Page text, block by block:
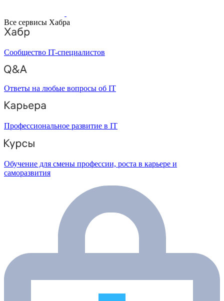
Все сервисы Хабра
Сообщество IT-специалистов
Ответы на любые вопросы об IT
Профессиональное развитие в IT
Обучение для смены профессии, роста в карьере и
саморазвития